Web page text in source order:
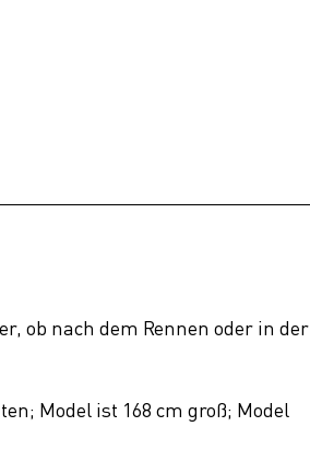
ob nach dem Rennen oder in der
Model ist 168 cm groß; Model